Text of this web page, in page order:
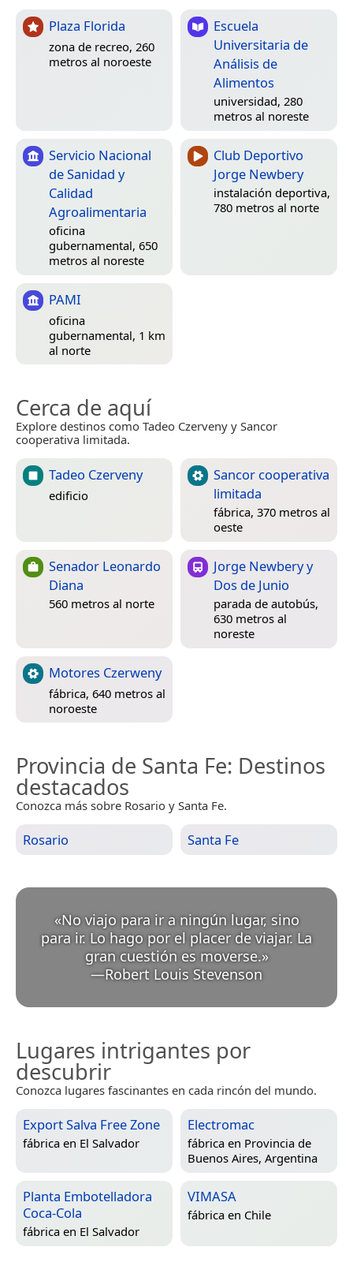
Plaza Florida
zona de recreo, 260
metros al noroeste
Escuela
Universitaria de
Análisis de
Alimentos
universidad, 280
metros al noreste
Servicio Nacional
de Sanidad y
Calidad
Agroalimentaria
oficina
gubernamental, 650
metros al noreste
Club Deportivo
Jorge Newbery
instalación deportiva,
780 metros al norte
PAMI
oficina
gubernamental, 1 km
al norte
Cerca de aquí
Explore destinos como Tadeo Czerveny y Sancor
cooperativa limitada.
Tadeo Czerveny
edificio
Sancor cooperativa
limitada
fábrica, 370 metros al
oeste
Senador Leonardo
Diana
560 metros al norte
Jorge Newbery y
Dos de Junio
parada de autobús,
630 metros al
noreste
Motores Czerweny
fábrica, 640 metros al
noroeste
Provincia de Santa Fe: Destinos
destacados
Conozca más sobre Rosario y Santa Fe.
Rosario Santa Fe
«No viajo para ir a ningún lugar, sino
para ir. Lo hago por el placer de viajar. La
gran cuestión es moverse. »
—Robert Louis Stevenson
Lugares intrigantes por
descubrir
Conozca lugares fascinantes en cada rincón del mundo.
Export Salva Free Zone
fábrica en El Salvador
Electromac
fábrica en Provincia de
Buenos Aires, Argentina
Planta Embotelladora
Coca-Cola
fábrica en El Salvador
VIMASA
fábrica en Chile